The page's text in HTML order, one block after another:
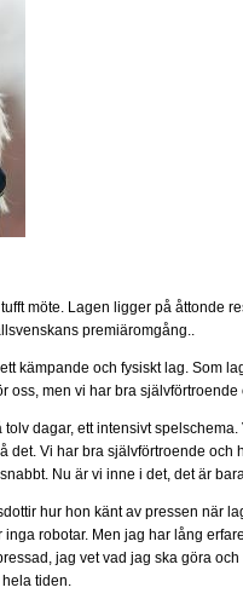
möte. Lagen ligger på
premiäromgång..
kämpande och fysiskt lag. Som
oss, men vi har bra
dagar, ett intensivt
det. Vi har bra självförtroende
Nu är vi inne i det, det är
hur hon känt av pressen när
robotar. Men jag har lång
jag vet vad jag ska göra
tiden.